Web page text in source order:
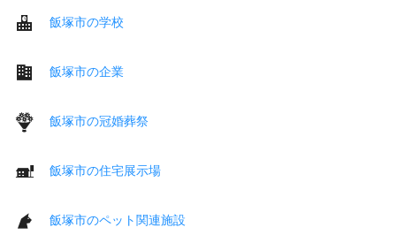
飯塚市の学校
飯塚市の企業
飯塚市の冠婚葬祭
飯塚市の住宅展示場
飯塚市のペット関連施設